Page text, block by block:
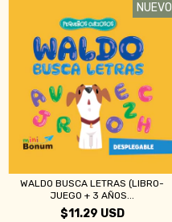
NUEVO
WALDO BUSCA LETRAS (LIBRO-
JUEGO + 3 AÑOS...
$11.29 USD